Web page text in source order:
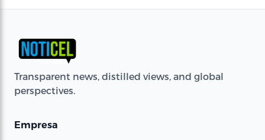
Transparent news, distilled views, and global
perspectives.
Empresa